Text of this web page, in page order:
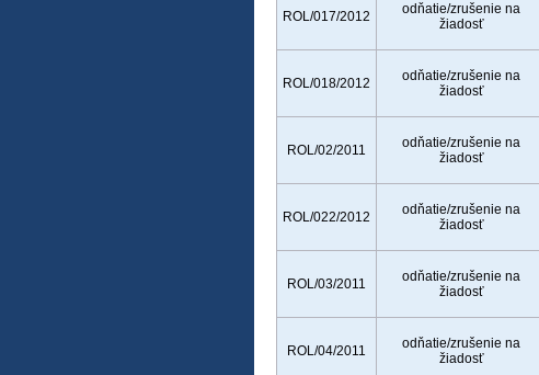
ROL/017/2012
odňatie/zrušenie na
žiadosť
ROL/018/2012
odňatie/zrušenie na
žiadosť
ROL/02/2011
odňatie/zrušenie na
žiadosť
ROL/022/2012
odňatie/zrušenie na
žiadosť
ROL/03/2011
odňatie/zrušenie na
žiadosť
ROL/04/2011
odňatie/zrušenie na
žiadosť